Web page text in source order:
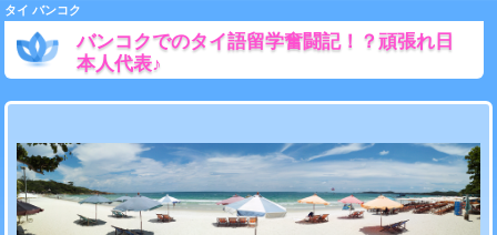
タイ バンコク
バンコクでのタイ語留学奮闘記！？頑張れ日
本人代表♪